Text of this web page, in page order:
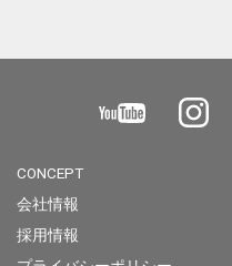
CONCEPT
会社情報
採用情報